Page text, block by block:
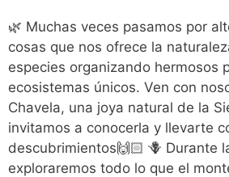
🌿 Muchas veces pasamos por
cosas que nos ofrece la
especies organizando hermosos
ecosistemas únicos. Ven con
Chavela, una joya natural de la
invitamos a conocerla y llevarte
descubrimientos🙌🏻 🪻 Durante
exploraremos todo lo que el